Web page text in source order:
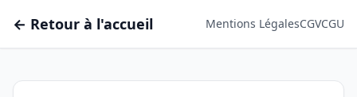
← Retour à l'accueil Mentions LégalesCGVCGU